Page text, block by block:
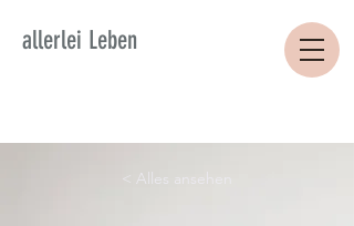
allerlei Leben
< Alles ansehen